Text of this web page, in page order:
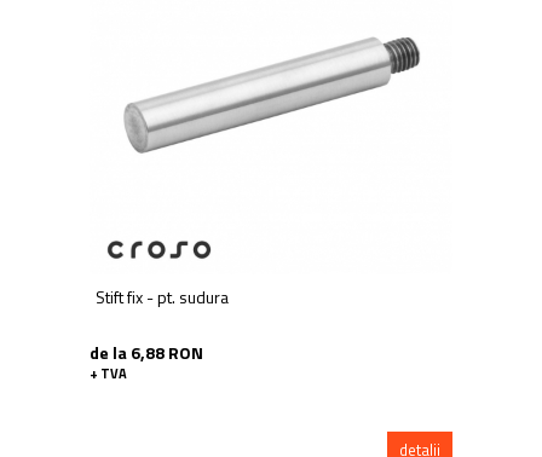
Stift fix - pt. sudura
de la 6,88 RON
+ TVA
detalii